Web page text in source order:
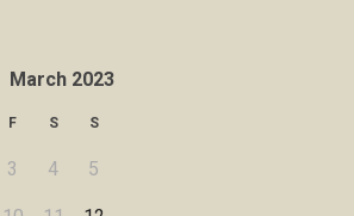
March 2023
F S S
3 4 5